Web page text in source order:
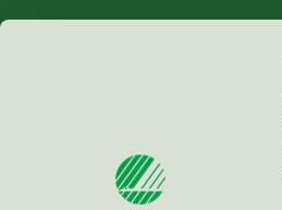
Miljömärkning
100 64